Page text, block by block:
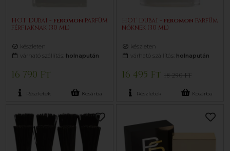
HOT Dubai - feromon parfüm
férfiaknak (30 ml)
készleten
várható szállítás: holnapután
16 790 Ft
Részletek Kosárba
HOT Dubai - feromon parfüm
nőknek (30 ml)
készleten
várható szállítás: holnapután
16 495 Ft18 290 Ft
Részletek Kosárba